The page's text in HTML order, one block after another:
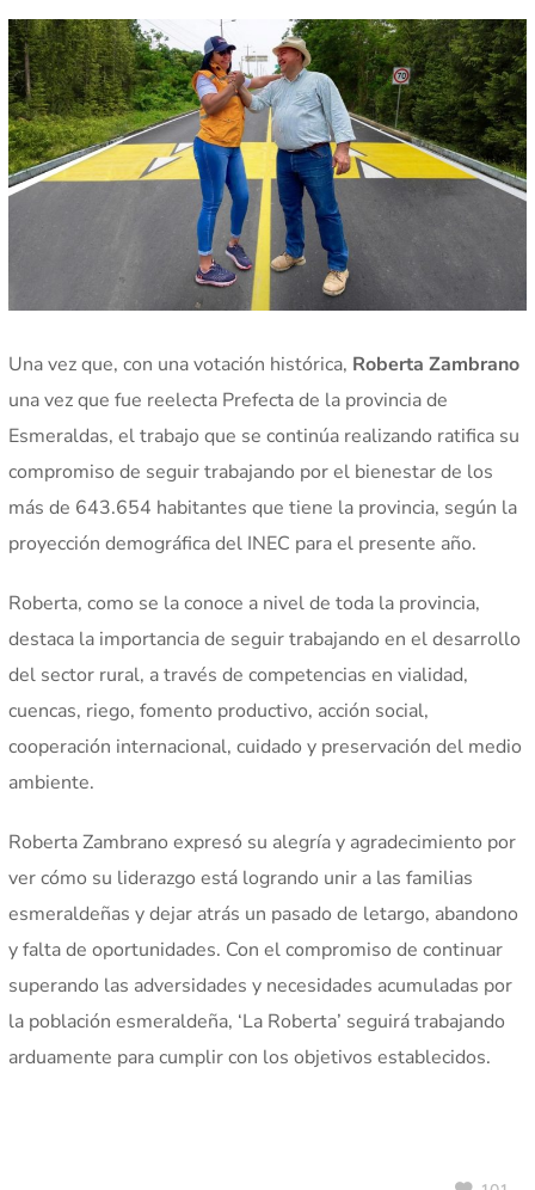
Una vez que, con una votación histórica, Roberta Zambrano
una vez que fue reelecta Prefecta de la provincia de
Esmeraldas, el trabajo que se continúa realizando ratifica su
compromiso de seguir trabajando por el bienestar de los
más de 643.654 habitantes que tiene la provincia, según la
proyección demográfica del INEC para el presente año.
Roberta, como se la conoce a nivel de toda la provincia,
destaca la importancia de seguir trabajando en el desarrollo
del sector rural, a través de competencias en vialidad,
cuencas, riego, fomento productivo, acción social,
cooperación internacional, cuidado y preservación del medio
ambiente.
Roberta Zambrano expresó su alegría y agradecimiento por
ver cómo su liderazgo está logrando unir a las familias
esmeraldeñas y dejar atrás un pasado de letargo, abandono
y falta de oportunidades. Con el compromiso de continuar
superando las adversidades y necesidades acumuladas por
la población esmeraldeña, ‘La Roberta’ seguirá trabajando
arduamente para cumplir con los objetivos establecidos.